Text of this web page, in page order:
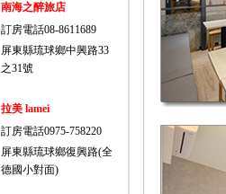
南海之醉旅店
訂房電話08-8611689
屏東縣琉球鄉中興路33
之31號
拉美 lamei
訂房電話0975-758220
屏東縣琉球鄉復興路(全
德國小對面)